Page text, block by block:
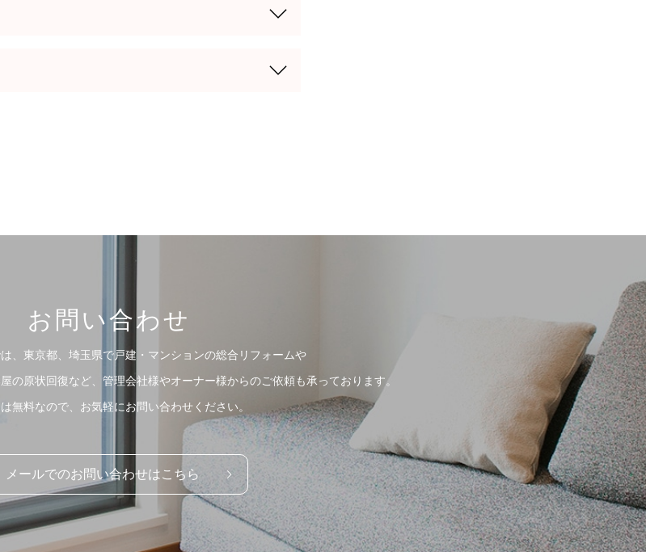
お問い合わせ
、東京都、埼玉県で戸建・マンションの総合リフォームや
の原状回復など、管理会社様やオーナー様からのご依頼も承っております。
無料なので、お気軽にお問い合わせください。
メールでのお問い合わせはこちら